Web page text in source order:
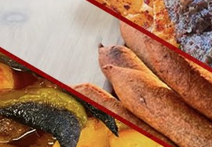
HATAY GÜNDEM
Büyükşehirden üreticiye yem